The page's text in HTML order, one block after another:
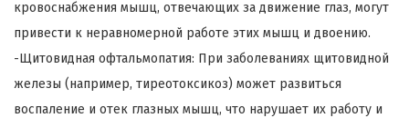
кровоснабжения мышц, отвечающих за движение глаз, могут
привести к неравномерной работе этих мышц и двоению.
-Щитовидная офтальмопатия: При заболеваниях щитовидной
железы (например, тиреотоксикоз) может развиться
воспаление и отек глазных мышц, что нарушает их работу и